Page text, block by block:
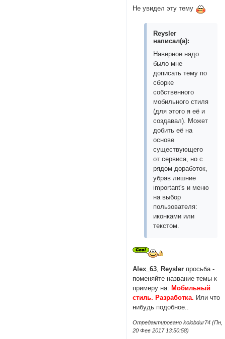
Не увидел эту тему
Reysler
написал(а):
Наверное надо
было мне
дописать тему по
сборке
собственного
мобильного стиля
(для этого я её и
создавал). Может
добить её на
основе
существующего
от сервиса, но с
рядом доработок,
убрав лишние
important's и меню
на выбор
пользователя:
иконками или
текстом.
Alex_63 Reysler просьба -
поменяйте название темы к
примеру на: Мобильный
стиль. Разработка. Или что
нибудь подобное..
Отредактировано kolobdur74 (Пн,
20 Фев 2017 13:50:58)